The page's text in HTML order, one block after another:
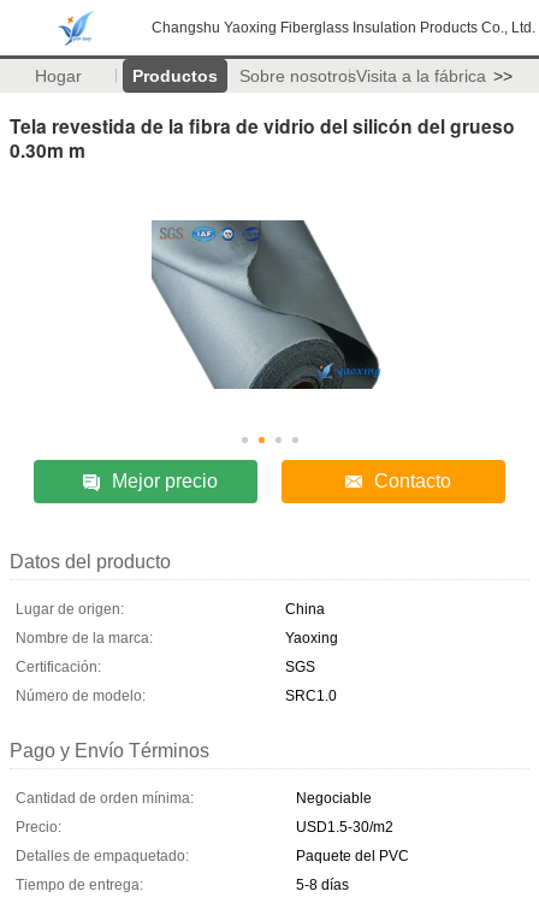
Changshu Yaoxing Fiberglass Insulation Products Co., Ltd.
Hogar Productos Sobre nosotrosVisita a la fábrica >>
Tela revestida de la fibra de vidrio del silicón del grueso
0.30m m
Mejor precio Contacto
Datos del producto
Lugar de origen:
China
Nombre de la marca:
Yaoxing
Certificación:
SGS
Número de modelo:
SRC1.0
Pago y Envío Términos
Cantidad de orden mínima:
Negociable
Precio:
USD1.5-30/m2
Detalles de empaquetado:
Paquete del PVC
Tiempo de entrega:
5-8 días